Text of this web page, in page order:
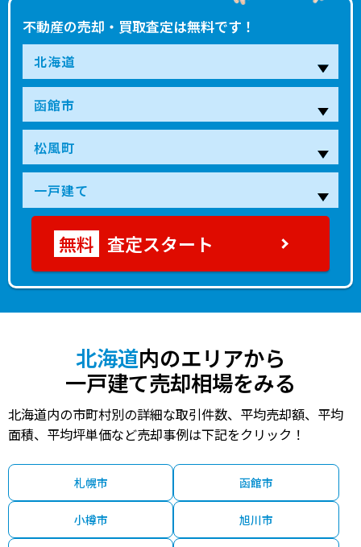
不動産の売却・買取査定は無料です！
査定スタート
北海道内のエリアから
一戸建て売却相場をみる
北海道内の市町村別の詳細な取引件数、平均売却額、平均
面積、平均坪単価など売却事例は下記をクリック！
札幌市 函館市
小樽市 旭川市